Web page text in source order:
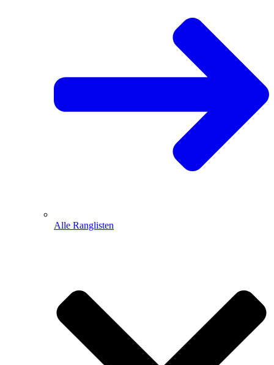
Alle Ranglisten